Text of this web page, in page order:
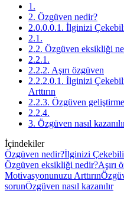
1.
2. Özgüven nedir?
2.0.0.0.1. İlginizi
2.1.
2.2. Özgüven eksikliği
2.2.1.
2.2.2. Aşırı özgüven
2.2.2.0.1. İlginizi
Arttırın
2.2.3. Özgüven
2.2.4.
3. Özgüven nasıl
İçindekiler
Özgüven nedir?İlginizi
Özgüven eksikliği nedir?Aşırı
Motivasyonunuzu Arttırın
sorunÖzgüven nasıl kazanılır